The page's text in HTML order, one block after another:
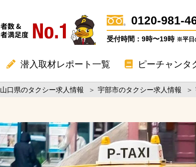
0120-981-
受付時間：9時〜19時※平日
潜入取材レポート一覧 ピーチャンタ
山口県のタクシー求人情報 ＞ 宇部市のタクシー求人情報 ＞